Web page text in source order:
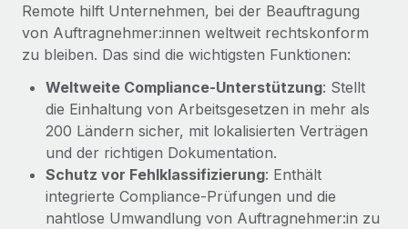
Gründung von Niederlassungen
Schnelle, rechtssichere Gründung von
Mobilität und Relocation
Mühelose Relocation von Mitarbeiter:innen
Benefits
Mühelose Verwaltung von Benefits
Strategische Partnerschaft zwischen
Reverse Tech und Remote für Contractor
Reverse Tech auf einen Blick Das Gesundheits- und
Wellness-Startup Reverse Tech hat das globale...
Mehr erfahren
Contractor Management
Steuern
Den Blog erkunden
BLOG
Neues zu Remote-Produkten: Integration mit
Gusto und Zero und Contractor Management
Plus
Remote hilft Unternehmen, bei der Beauftragung
von Auftragnehmer:innen weltweit rechtskonform
zu bleiben. Das sind die wichtigsten Funktionen:
Weltweite Compliance-Unterstützung: Stellt
die Einhaltung von Arbeitsgesetzen in mehr als
200 Ländern sicher, mit lokalisierten Verträgen
und der richtigen Dokumentation.
Schutz vor Fehlklassifizierung: Enthält
integrierte Compliance-Prüfungen und die
nahtlose Umwandlung von Auftragnehmer:in zu